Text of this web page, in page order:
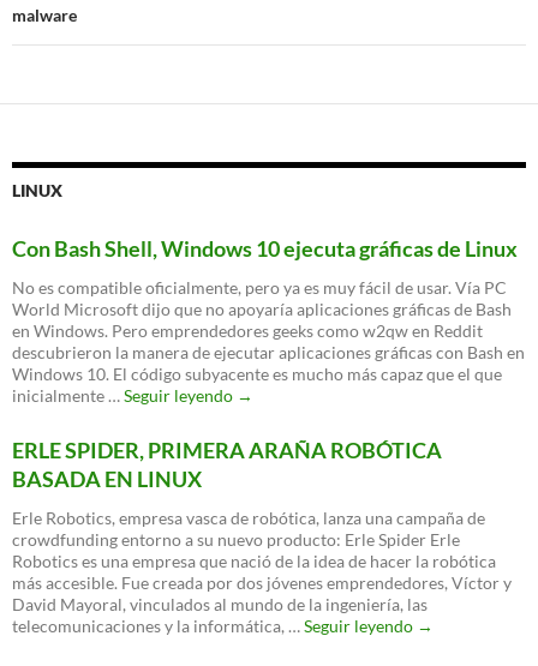
malware
LINUX
Con Bash Shell, Windows 10 ejecuta gráficas de Linux
No es compatible oficialmente, pero ya es muy fácil de usar. Vía PC
World Microsoft dijo que no apoyaría aplicaciones gráficas de Bash
en Windows. Pero emprendedores geeks como w2qw en Reddit
descubrieron la manera de ejecutar aplicaciones gráficas con Bash en
Windows 10. El código subyacente es mucho más capaz que el que
inicialmente …Seguir leyendo Con
Windows
gráficas
de
Linux
→
ERLE SPIDER, PRIMERA ARAÑA ROBÓTICA
BASADA EN LINUX
Erle Robotics, empresa vasca de robótica, lanza una campaña de
crowdfunding entorno a su nuevo producto: Erle Spider Erle
Robotics es una empresa que nació de la idea de hacer la robótica
más accesible. Fue creada por dos jóvenes emprendedores, Víctor y
David Mayoral, vinculados al mundo de la ingeniería, las
telecomunicaciones y la informática, …Seguir leyendo ERLE
→